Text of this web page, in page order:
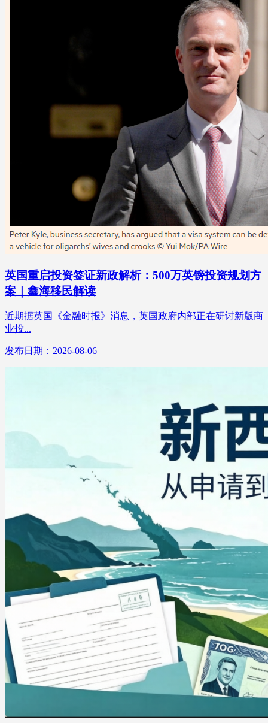
英国重启投资签证新政解析：500万英镑投资规划方
案｜鑫海移民解读
近期据英国《金融时报》消息，英国政府内部正在研讨新版商
业投...
发布日期：2026-08-06